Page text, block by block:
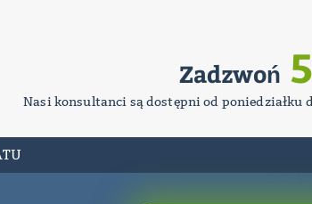
Zadzwoń
Nasi konsultanci są dostępni od poniedziałku